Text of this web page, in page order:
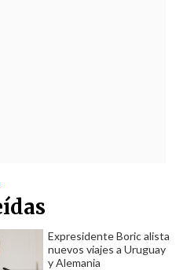
Expresidente Boric alista
nuevos viajes a Uruguay
y Alemania